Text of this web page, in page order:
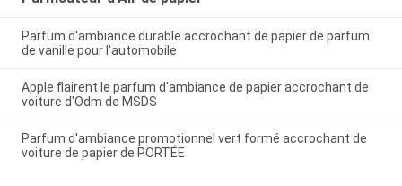
Parfum d'ambiance durable accrochant de papier de parfum
de vanille pour l'automobile
Apple flairent le parfum d'ambiance de papier accrochant de
voiture d'Odm de MSDS
Parfum d'ambiance promotionnel vert formé accrochant de
voiture de papier de PORTÉE